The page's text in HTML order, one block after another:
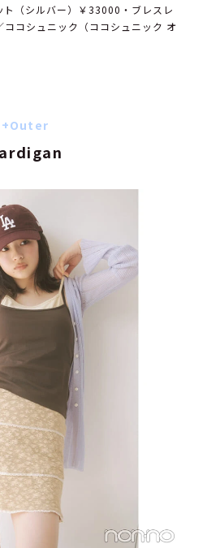
（シルバー）￥33000・ブレスレ
コシュニック（ココシュニック オ
+Outer